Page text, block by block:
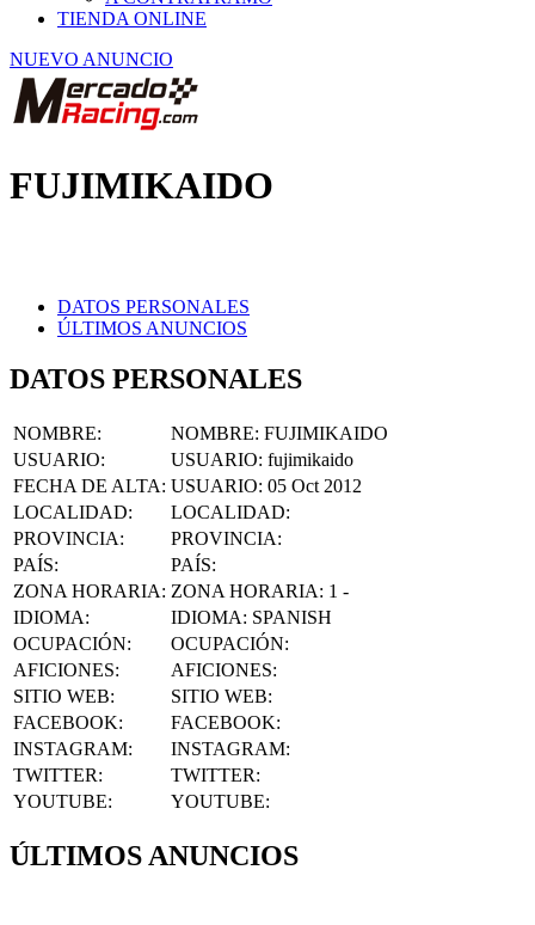
NUEVO ANUNCIO
ÚLTIMOS ANUNCIOS
USUARIO
USUARIO: fujimikaido
FECHA DE ALTA
USUARIO: 05 Oct 2012
LOCALIDAD:
LOCALIDAD:
PROVINCIA:
PROVINCIA:
PAÍS:
PAÍS:
ZONA HORARIA
ZONA HORARIA:
IDIOMA: IDIOMA: SPANISH
OCUPACIÓN
OCUPACIÓN:
AFICIONES:
AFICIONES:
SITIO WEB:
SITIO WEB:
FACEBOOK
FACEBOOK:
INSTAGRAM
INSTAGRAM:
TWITTER :
TWITTER:
YOUTUBE
YOUTUBE: